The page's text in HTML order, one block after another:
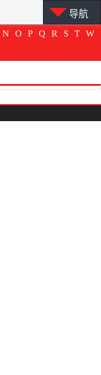
N O P Q R S T
W
导航